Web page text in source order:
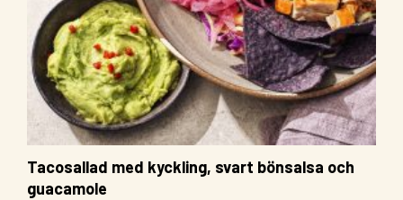
Tacosallad med kyckling, svart bönsalsa och
guacamole